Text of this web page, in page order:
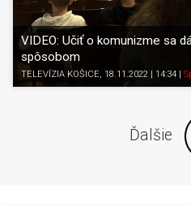
VIDEO: Učiť o komunizme sa
spôsobom
TELEVÍZIA KOŠICE, 18.11.2022 | 14:34
Ďalšie